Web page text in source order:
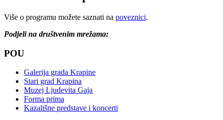
Više o programu možete saznati na poveznici.
Podjeli na društvenim mrežama:
POU
Galerija grada Krapine
Stari grad Krapina
Muzej Ljudevita Gaja
Forma prima
Kazališne predstave i koncerti